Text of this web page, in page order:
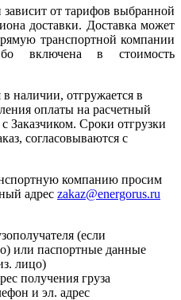
от тарифов выбранной
доставки. Доставка может
транспортной компании
включена в стоимость
наличии, отгружается в
оплаты на расчетный
Заказчиком. Сроки отгрузки
согласовываются с
компанию просим
адрес zakaz@energorus.ru
(если
или паспортные данные
лицо)
получения груза
и эл. адрес